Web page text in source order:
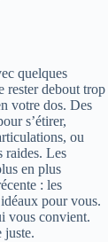
quelques
rester debout trop
votre dos. Des
s’étirer,
ou
raides. Les
en plus
: les
pour vous.
vous convient.
juste.